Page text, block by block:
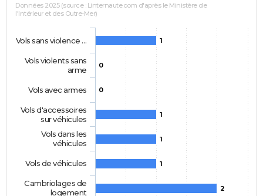
Données 2025 (source : Linternaute.com d'après le Ministère de
l'Intérieur et des Outre-Mer)
1
0
0
1
1
1
2
Vols sans violence …
Vols violents sans
arme
Vols avec armes
Vols d'accessoires
sur véhicules
Vols dans les
véhicules
Vols de véhicules
Cambriolages de
logement